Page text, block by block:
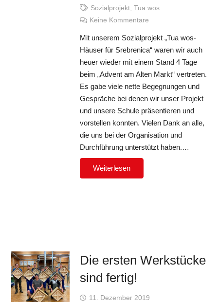
Sozialprojekt, Tua wos
Keine Kommentare
Mit unserem Sozialprojekt „Tua wos-
Häuser für Srebrenica“ waren wir auch
heuer wieder mit einem Stand 4 Tage
beim „Advent am Alten Markt“ vertreten.
Es gabe viele nette Begegnungen und
Gespräche bei denen wir unser Projekt
und unsere Schule präsentieren und
vorstellen konnten. Vielen Dank an alle,
die uns bei der Organisation und
Durchführung unterstützt haben.…
Weiterlesen
Die ersten Werkstücke
sind fertig!
11. Dezember 2019